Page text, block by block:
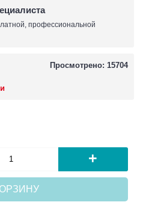
профессиональной
Просмотрено: 15704
+